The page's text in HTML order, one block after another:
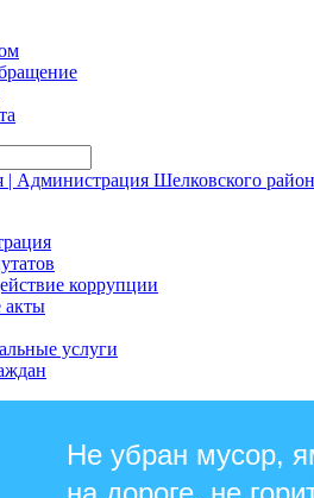
коррупции
акты
услуги
Не убран мусор,